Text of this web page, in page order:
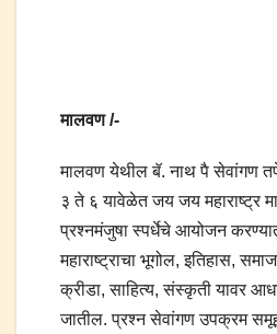
मालवण /-
मालवण येथील बॅ. नाथ पै सेवांगण
३ ते ६ यावेळेत जय जय महाराष्ट्र
प्रश्नमंजुषा स्पर्धेचे आयोजन
महाराष्ट्राचा भूगोल, इतिहास,
क्रीडा, साहित्य, संस्कृती यावर
जातील. प्रश्न सेवांगण उपक्रम